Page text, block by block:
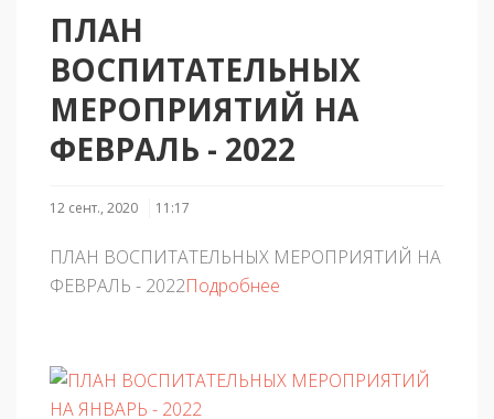
ПЛАН
ВОСПИТАТЕЛЬНЫХ
МЕРОПРИЯТИЙ НА
ФЕВРАЛЬ - 2022
12 сент., 2020 11:17
ПЛАН ВОСПИТАТЕЛЬНЫХ МЕРОПРИЯТИЙ НА
ФЕВРАЛЬ - 2022Подробнее